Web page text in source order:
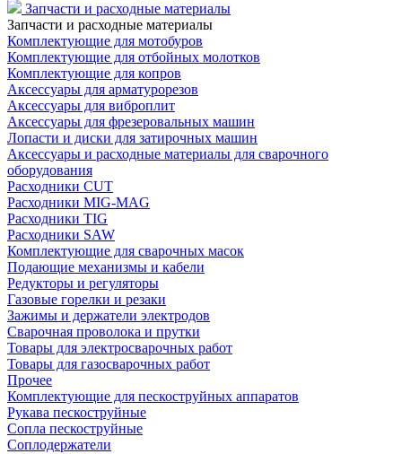
Запчасти и расходные материалы
Запчасти и расходные материалы
Комплектующие для мотобуров
Комплектующие для отбойных молотков
Комплектующие для копров
Аксессуары для арматурорезов
Аксессуары для виброплит
Аксессуары для фрезеровальных машин
Лопасти и диски для затирочных машин
Аксессуары и расходные материалы для сварочного
оборудования
Расходники CUT
Расходники MIG-MAG
Расходники TIG
Расходники SAW
Комплектующие для сварочных масок
Подающие механизмы и кабели
Редукторы и регуляторы
Газовые горелки и резаки
Зажимы и держатели электродов
Сварочная проволока и прутки
Товары для электросварочных работ
Товары для газосварочных работ
Прочее
Комплектующие для пескоструйных аппаратов
Рукава пескоструйные
Сопла пескоструйные
Соплодержатели